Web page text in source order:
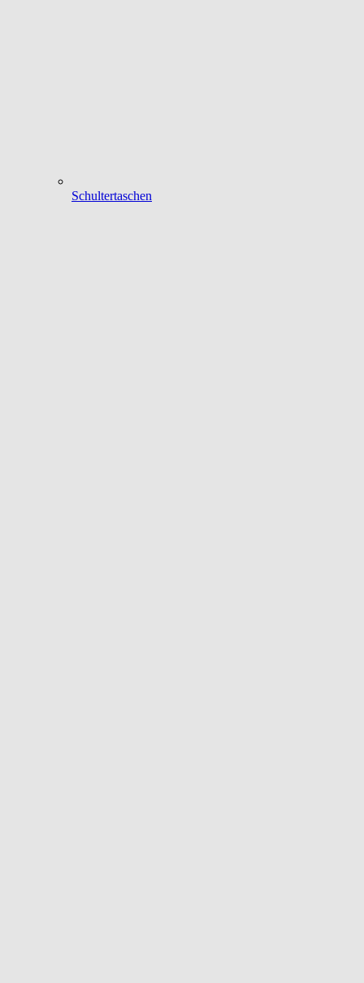
Schultertaschen